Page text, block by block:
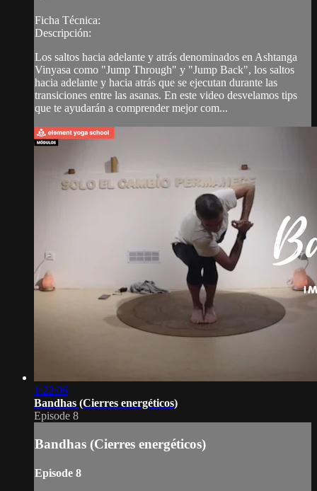
Ficha Técnica:
Descripción:
Los saltos hacia adelante y atrás denominados en Ashtanga
Vinyasa como "Jump Through" y "Jump Back", los saltos
hacia adelante y hacia atrás que se ejecutan durante las
transiciones entre las asanas. En este video desvelamos tips
que te ayudarán a comprender mejor com...
1:22:06
Bandhas (Cierres energéticos)
Episode 8
Bandhas (Cierres energéticos)
Episode 8